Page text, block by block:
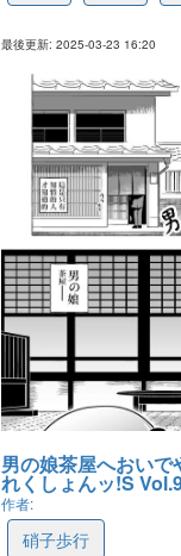
最後更新: 2025-03-23 16:20
男の娘茶屋へおいで
れくしょんッ!S
作者:
硝子歩行